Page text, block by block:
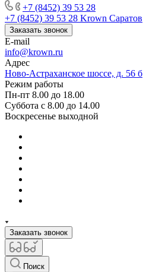
+7 (8452) 39 53 28
+7 (8452) 39 53 28 Krown Саратов
Заказать звонок
E-mail
info@krown.ru
Адрес
Ново-Астраханское шоссе, д. 56 б
Режим работы
Пн-пт 8.00 до 18.00
Суббота с 8.00 до 14.00
Воскресенье выходной
Заказать звонок
Поиск